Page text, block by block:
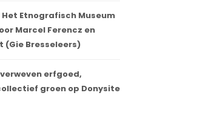
Het Etnografisch Museum
Marcel Ferencz en
(Gie Bresseleers)
verweven erfgoed,
groen op Donysite